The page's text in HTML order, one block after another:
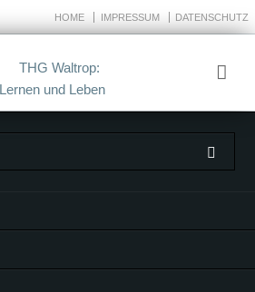
HOME IMPRESSUM DATENSCHUTZ